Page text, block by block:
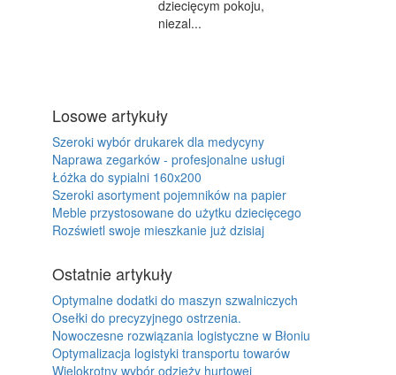
dziecięcym pokoju,
niezal...
Losowe artykuły
Szeroki wybór drukarek dla medycyny
Naprawa zegarków - profesjonalne usługi
Łóżka do sypialni 160x200
Szeroki asortyment pojemników na papier
Meble przystosowane do użytku dziecięcego
Rozświetl swoje mieszkanie już dzisiaj
Ostatnie artykuły
Optymalne dodatki do maszyn szwalniczych
Osełki do precyzyjnego ostrzenia.
Nowoczesne rozwiązania logistyczne w Błoniu
Optymalizacja logistyki transportu towarów
Wielokrotny wybór odzieży hurtowej